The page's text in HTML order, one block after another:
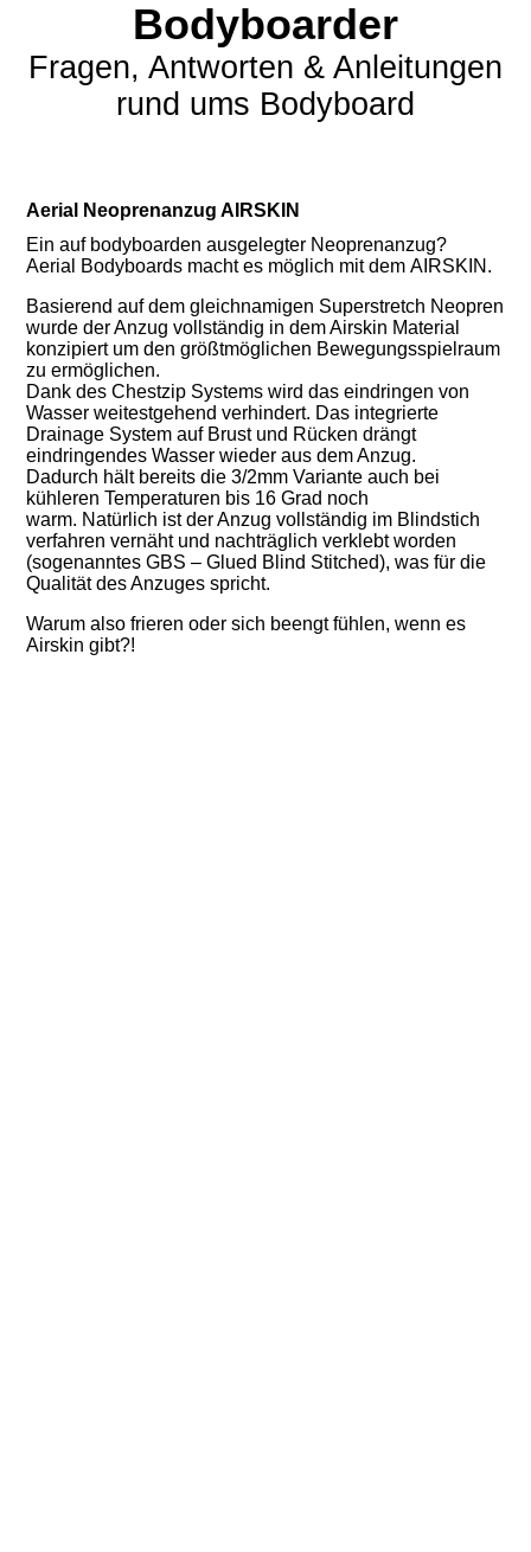
Bodyboarder
Fragen, Antworten & Anleitungen
rund ums Bodyboard
Aerial Neoprenanzug AIRSKIN
Ein auf bodyboarden ausgelegter Neoprenanzug?
Aerial Bodyboards macht es möglich mit demAIRSKIN .
Basierend auf dem gleichnamigen Superstretch Neopren
wurde der Anzug vollständig in dem Airskin Material
konzipiert um den größtmöglichen Bewegungsspielraum
zu ermöglichen.
Dank des Chestzip Systems wird das eindringen von
Wasser weitestgehend verhindert. Das integrierte
Drainage System auf Brust und Rücken drängt
eindringendes Wasser wieder aus dem Anzug.
Dadurch hält bereits die 3/2mm Variante auch bei
kühleren Temperaturen bis 16 Grad noch
warm. Natürlich ist der Anzug vollständig im Blindstich
verfahren vernäht und nachträglich verklebt worden
(sogenanntes GBS – Glued Blind Stitched), was für die
Qualität des Anzuges spricht.
Warum also frieren oder sich beengt fühlen, wenn es
Airskin gibt?!